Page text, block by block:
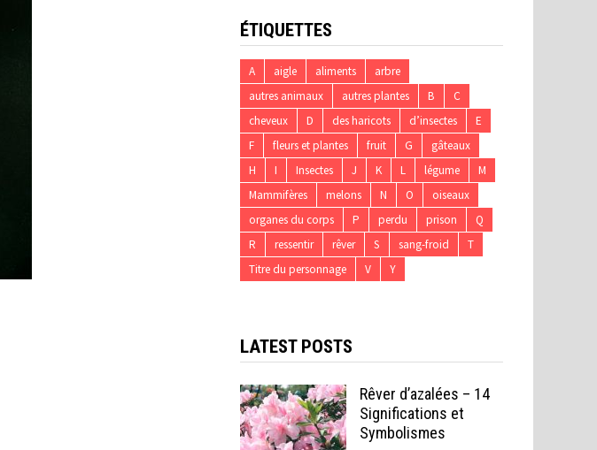
ÉTIQUETTES
A aigle aliments
arbre
autres animaux
autres plantes B
C
cheveux
D des haricots d’insectes
E
F
fleurs et plantes fruit G
gâteaux
H
I Insectes J K L légume
M
Mammifères
melons N O
oiseaux
organes du corps
P perdu prison
Q
R
ressentir rêver S sang-froid
T
Titre du personnage
V Y
LATEST POSTS
Rêver d’azalées – 14
Significations et
Symbolismes